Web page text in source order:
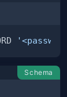
Schema